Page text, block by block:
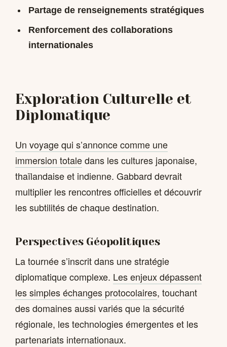
Partage de renseignements stratégiques
Renforcement des collaborations
internationales
Exploration Culturelle et
Diplomatique
Un voyage qui s’annonce comme une
immersion totaledans les cultures japonaise,
thaïlandaise et indienne. Gabbard devrait
multiplier les rencontres officielles et découvrir
les subtilités de chaque destination.
Perspectives Géopolitiques
La tournée s’inscrit dans une stratégie
diplomatique complexe. Les enjeux dépassent
les simples échanges protocolaires, touchant
des domaines aussi variés que la sécurité
régionale, les technologies émergentes et les
partenariats internationaux.